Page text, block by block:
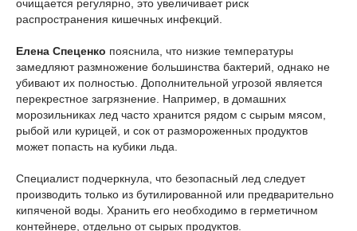
очищается регулярно, это увеличивает риск
распространения кишечных инфекций.
Елена Спеценко пояснила, что низкие температуры
замедляют размножение большинства бактерий, однако не
убивают их полностью. Дополнительной угрозой является
перекрестное загрязнение. Например, в домашних
морозильниках лед часто хранится рядом с сырым мясом,
рыбой или курицей, и сок от размороженных продуктов
может попасть на кубики льда.
Специалист подчеркнула, что безопасный лед следует
производить только из бутилированной или предварительно
кипяченой воды. Хранить его необходимо в герметичном
контейнере, отдельно от сырых продуктов.